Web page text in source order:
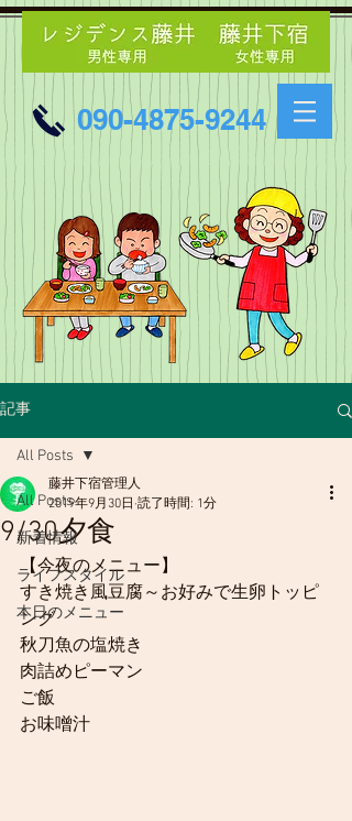
090-4875-9244
記事
All Posts
新着情報
ライフスタイル
本日のメニュー
All Posts
9/30夕食
藤井下宿管理人
2019年9月30日 読了時間: 1分
【今夜のメニュー】
すき焼き風豆腐～お好みで生卵トッピ
ング
秋刀魚の塩焼き
肉詰めピーマン
ご飯
お味噌汁